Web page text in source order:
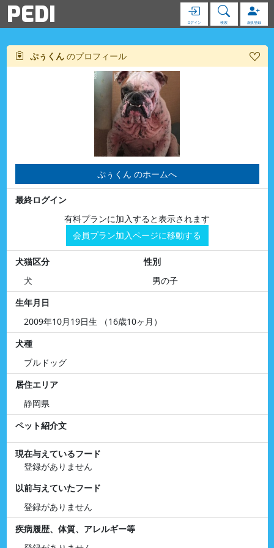
PEDI ログイン 検索 新規登録
ぷぅくん のプロフィール
ぷぅくん のホームへ
最終ログイン
有料プランに加入すると表示されます
会員プラン加入ページに移動する
犬猫区分
犬
性別
男の子
生年月日
2009年10月19日生 （16歳10ヶ月）
犬種
ブルドッグ
居住エリア
静岡県
ペット紹介文
現在与えているフード
登録がありません
以前与えていたフード
登録がありません
疾病履歴、体質、アレルギー等